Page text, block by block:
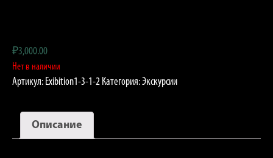
₽3,000.00
Нет в наличии
Артикул: Exibition1-3-1-2 Категория:Экскурсии
Описание